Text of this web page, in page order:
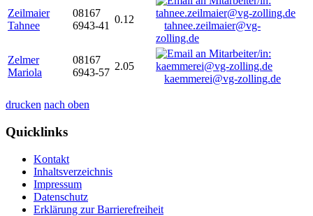
Zeilmaier
Tahnee
08167
6943-41
0.12
tahnee.zeilmaier@vg-
zolling.de
Zelmer
Mariola
08167
6943-57
2.05
kaemmerei@vg-zolling.de
drucken nach oben
Quicklinks
Kontakt
Inhaltsverzeichnis
Impressum
Datenschutz
Erklärung zur Barrierefreiheit